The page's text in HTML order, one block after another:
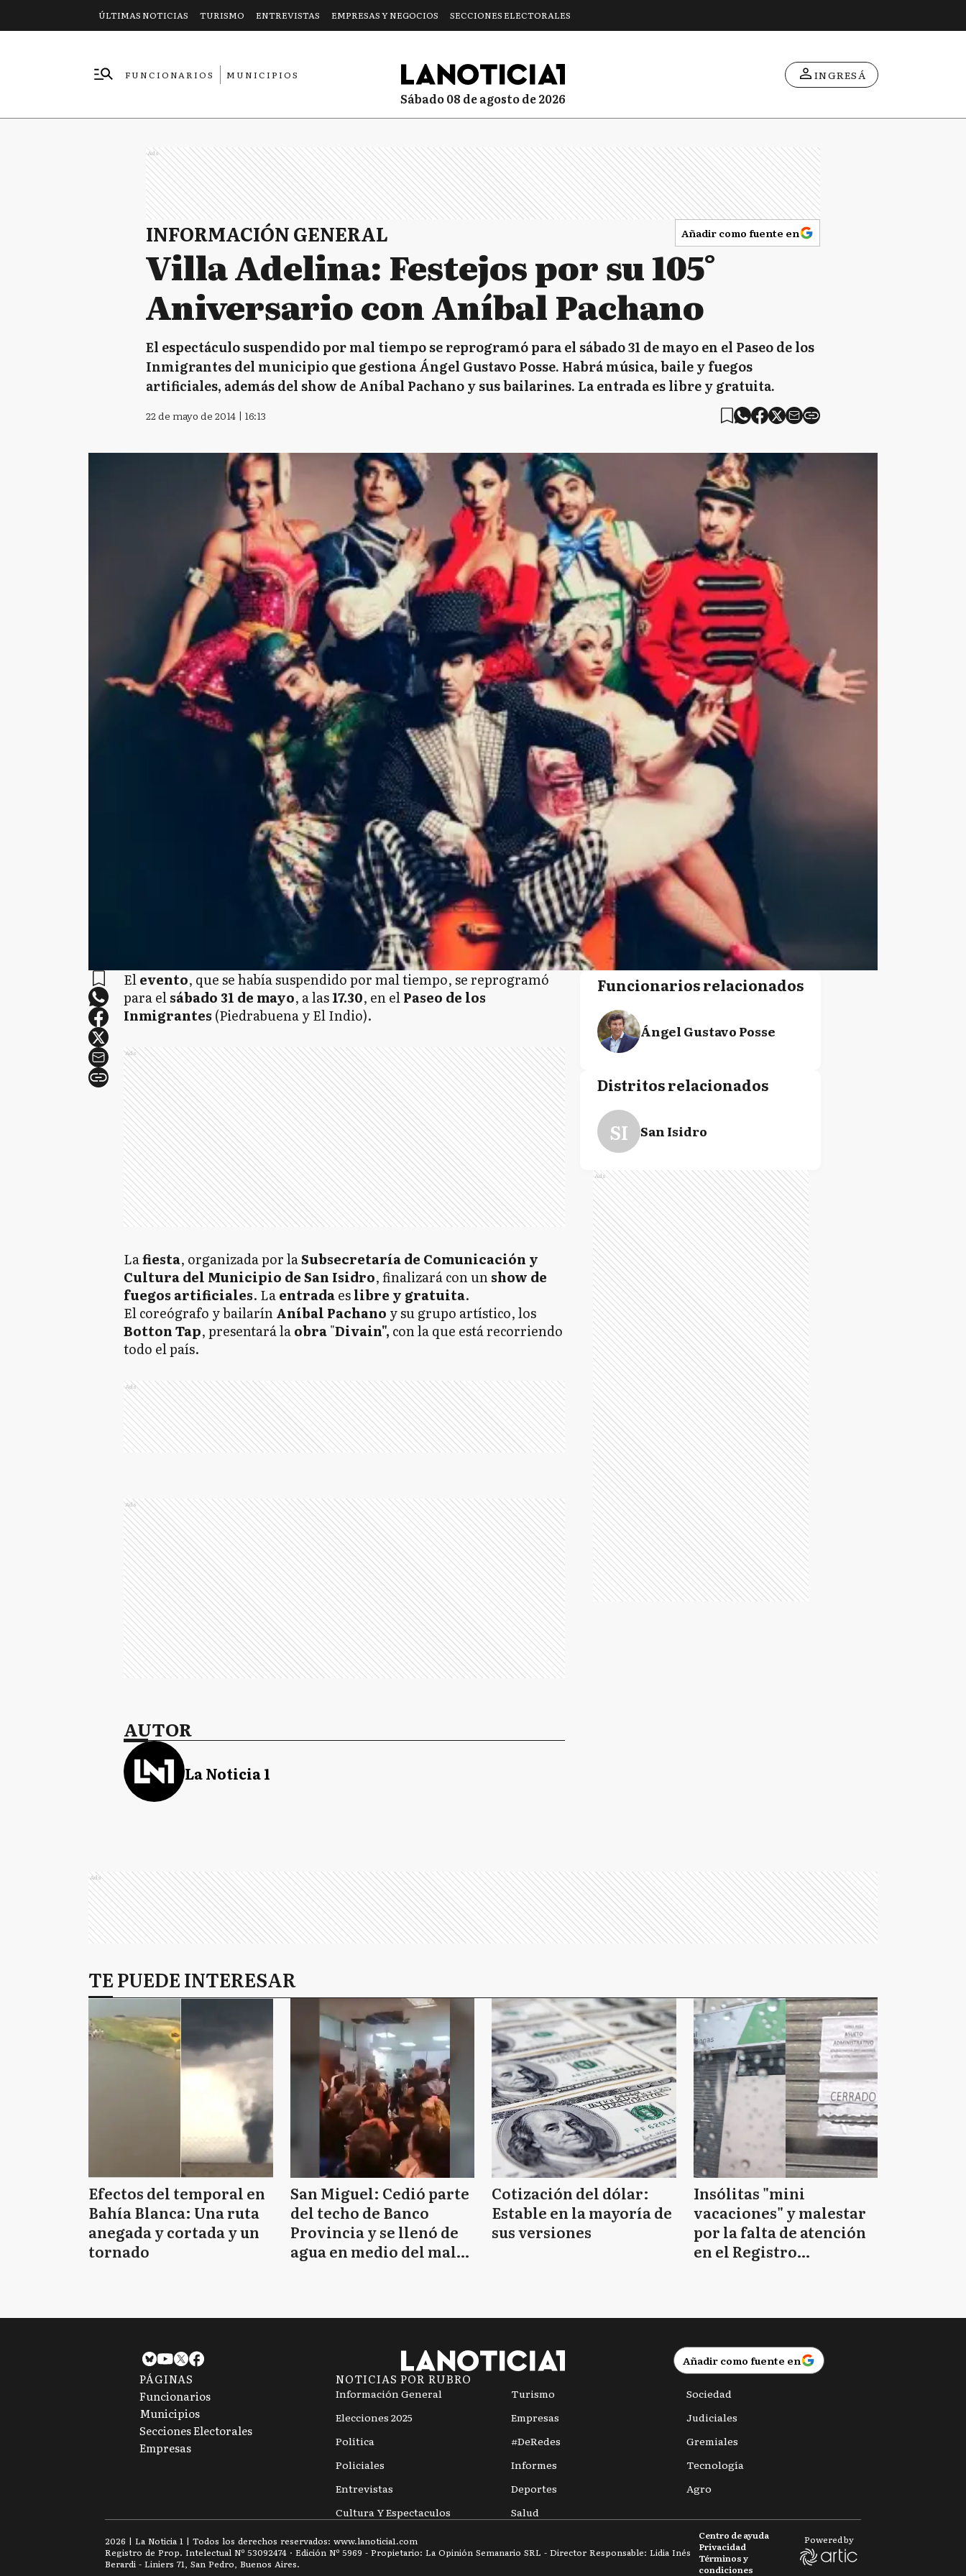
ÚLTIMAS NOTICIAS TURISMO ENTREVISTAS EMPRESAS Y NEGOCIOS SECCIONES ELECTORALES
FUNCIONARIOS
MUNICIPIOS
sábado 08 de agosto de 2026
INGRESÁ
Ads
INFORMACIÓN GENERAL Añadir como fuente en
Villa Adelina: Festejos por su 105°
Aniversario con Aníbal Pachano
El espectáculo suspendido por mal tiempo se reprogramó para el sábado 31 de mayo en el Paseo de los
Inmigrantes del municipio que gestiona Ángel Gustavo Posse. Habrá música, baile y fuegos
artificiales, además del show de Aníbal Pachano y sus bailarines. La entrada es libre y gratuita.
22 de mayo de 2014 | 16:13
Elevento, que se había suspendido por mal tiempo, se reprogramó
para elsábado 31 de mayo, a las17.30, en elPaseo de los
Inmigrantes (Piedrabuena y El Indio).
Ads
Lafiesta, organizada por laSubsecretaría de Comunicación y
Cultura del Municipio de San Isidro, finalizará con unshow de
fuegos artificiales. Laentradaeslibre y gratuita.
El coreógrafo y bailarínAníbal Pachano y su grupo artístico, los
Botton Tap, presentará laobra"Divain", con la que está recorriendo
todo el país.
Ads
Ads
AUTOR
La Noticia 1
Funcionarios relacionados
Ángel Gustavo Posse
Distritos relacionados
SI San Isidro
Ads
Ads
TE PUEDE INTERESAR
Efectos del temporal en
Bahía Blanca: Una ruta
anegada y cortada y un
tornado
San Miguel: Cedió parte
del techo de Banco
Provincia y se llenó de
agua en medio del mal
Cotización del dólar:
Estable en la mayoría de
sus versiones
Insólitas "mini
vacaciones" y malestar
por la falta de atención
en el Registro
Añadir como fuente en
PÁGINAS
Funcionarios
Municipios
Secciones Electorales
Empresas
NOTICIAS POR RUBRO
Información General
Elecciones 2025
Política
Policiales
Entrevistas
Cultura Y Espectaculos
Turismo
Empresas
#DeRedes
Informes
Deportes
Salud
Sociedad
Judiciales
Gremiales
Tecnología
Agro
2026 | La Noticia 1 | Todos los derechos reservados: www.lanoticia1.com
Registro de Prop. Intelectual Nº 53092474 · Edición Nº 5969 - Propietario: La Opinión Semanario SRL - Director Responsable: Lidia Inés
Berardi - Liniers 71, San Pedro, Buenos Aires.
Términos y
condiciones
Privacidad
Centro de ayuda Powered by